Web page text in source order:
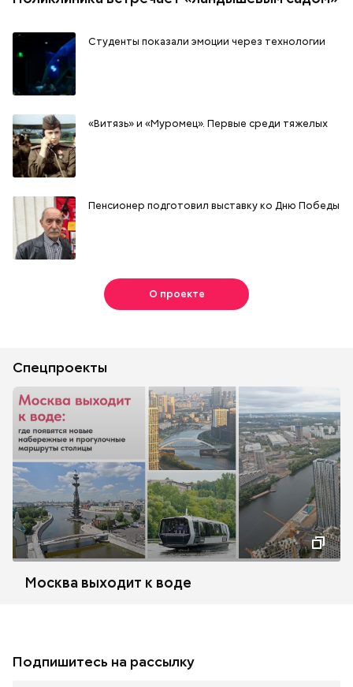
Студенты показали эмоции через технологии
«Витязь» и «Муромец». Первые среди тяжелых
Пенсионер подготовил выставку ко Дню Победы
О проекте
Спецпроекты
Москва выходит к воде
Подпишитесь на рассылку